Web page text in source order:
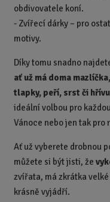
obdivovatele koní.
- Zvířecí dárky – pro
motivy.
Díky tomu snadno
ať už má doma
tlapky, peří, srst či hřívu
ideální volbou pro
Vánoce nebo jen tak pro
Ať už vyberete drobnou
můžete si být jisti, že
zvířata, má zkrátka
krásně vyjádří.